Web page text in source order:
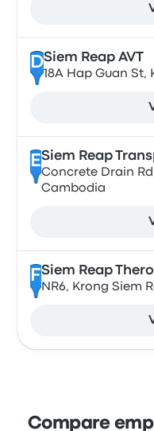
DSiem Reap AVT
18A Hap Guan St,
ESiem Reap
Concrete Drain
Cambodia
FSiem Reap
NR6, Krong Siem
Compare